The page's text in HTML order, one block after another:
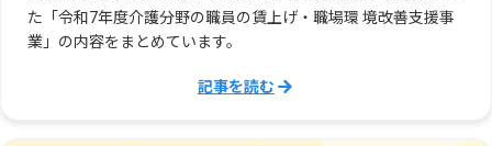
た「令和7年度介護分野の職員の賃上げ・職場環 境改善支援事
業」の内容をまとめています。
記事を読む